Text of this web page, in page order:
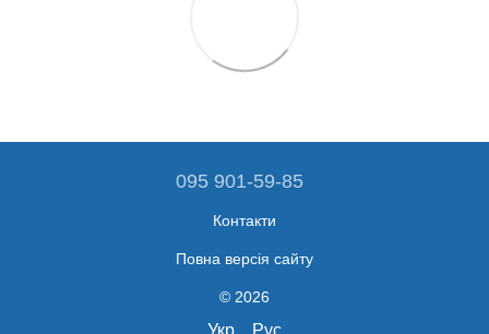
095 901-59-85
Контакти
Повна версія сайту
© 2026